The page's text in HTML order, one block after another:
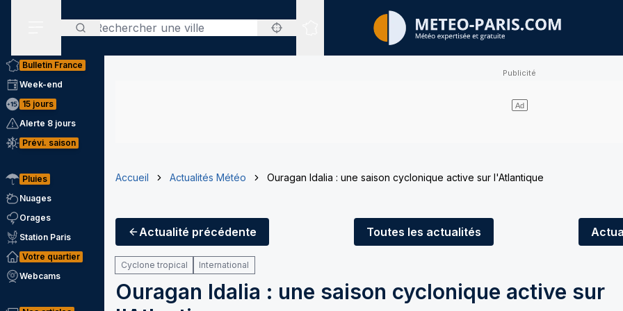
Rechercher
Sites expertisés
Bulletin France
Week-end
15 jours
Alerte 8 jours
Prévi. saison
Pluies
Nuages
Orages
Station Paris
Votre quartier
Webcams
Accueil Actualités Météo Ouragan Idalia : une saison cyclonique active sur l'Atlantique
Actualité précédente Toutes les actualités
Cyclone tropical International
Ouragan Idalia : une saison cyclonique active sur